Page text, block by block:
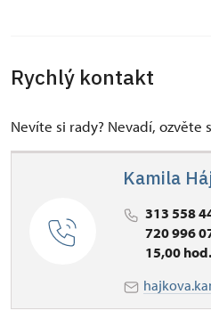
Rychlý kontakt
Nevíte si rady? Nevadí, ozvěte
Kamila
313 558
720 996
15,00 hod.